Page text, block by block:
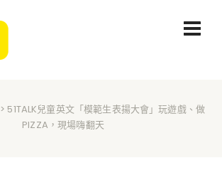
> 51TALK兒童英文「模範生表揚大會」玩遊戲、做
PIZZA，現場嗨翻天